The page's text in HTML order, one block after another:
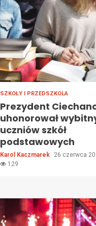
SZKOŁY I PRZEDSZKOLA
Prezydent
uhonorował
uczniów szkół
podstawowych
Karol Kaczmarek
26 czerwca
129